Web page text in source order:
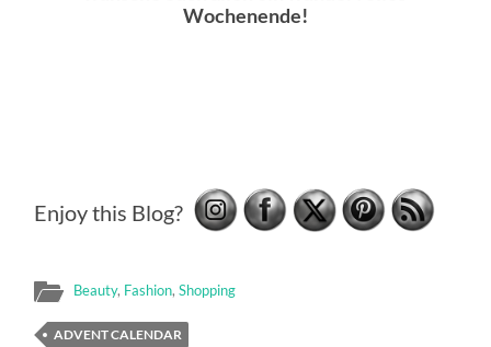
Wochenende!
Enjoy this Blog?
Beauty, Fashion,Shopping
ADVENT CALENDAR